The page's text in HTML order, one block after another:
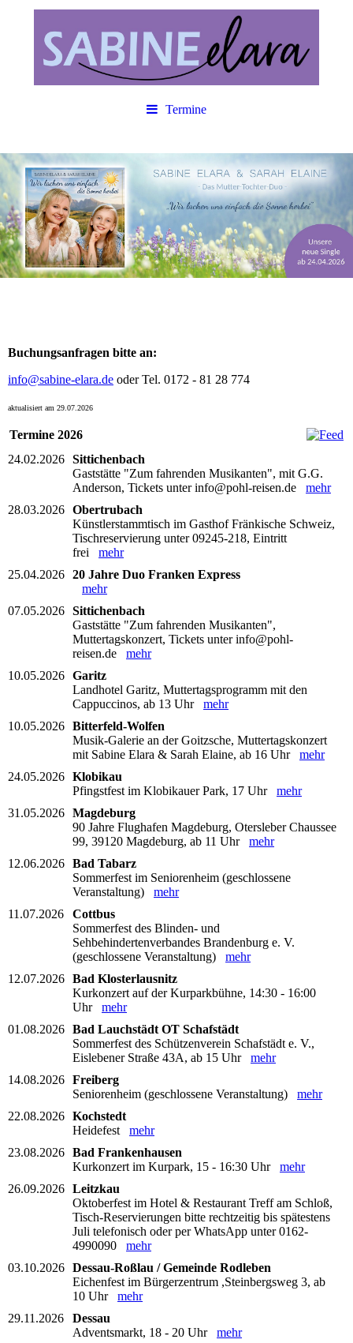
Termine
Buchungsanfragen bitte an:
info@sabine-elara.de oder Tel. 0172 - 81 28 774
aktualisiert am 29.07.2026
Termine 2026
24.02.2026 Sittichenbach
Gaststätte "Zum fahrenden Musikanten", mit G.G.
Anderson, Tickets unter info@pohl-reisen.de mehr
28.03.2026 Obertrubach
Künstlerstammtisch im Gasthof Fränkische Schweiz,
Tischreservierung unter 09245-218, Eintritt
frei mehr
25.04.2026 20 Jahre Duo Franken Express
mehr
07.05.2026 Sittichenbach
Gaststätte "Zum fahrenden Musikanten",
Muttertagskonzert, Tickets unter info@pohl-
reisen.de mehr
10.05.2026 Garitz
Landhotel Garitz, Muttertagsprogramm mit den
Cappuccinos, ab 13 Uhr mehr
10.05.2026 Bitterfeld-Wolfen
Musik-Galerie an der Goitzsche, Muttertagskonzert
mit Sabine Elara & Sarah Elaine, ab 16 Uhr mehr
24.05.2026 Klobikau
Pfingstfest im Klobikauer Park, 17 Uhr mehr
31.05.2026 Magdeburg
90 Jahre Flughafen Magdeburg, Otersleber Chaussee
99, 39120 Magdeburg, ab 11 Uhr mehr
12.06.2026 Bad Tabarz
Sommerfest im Seniorenheim (geschlossene
Veranstaltung) mehr
11.07.2026
Cottbus
Sommerfest des Blinden- und
Sehbehindertenverbandes Brandenburg e. V.
(geschlossene Veranstaltung) mehr
12.07.2026 Bad Klosterlausnitz
Kurkonzert auf der Kurparkbühne, 14:30 - 16:00
Uhr mehr
01.08.2026 Bad Lauchstädt OT Schafstädt
Sommerfest des Schützenverein Schafstädt e. V.,
Eislebener Straße 43A, ab 15 Uhr mehr
14.08.2026 Freiberg
Seniorenheim (geschlossene Veranstaltung) mehr
22.08.2026 Kochstedt
Heidefest mehr
23.08.2026 Bad Frankenhausen
Kurkonzert im Kurpark, 15 - 16:30 Uhr mehr
26.09.2026 Leitzkau
Oktoberfest im Hotel & Restaurant Treff am Schloß,
Tisch-Reservierungen bitte rechtzeitig bis spätestens
Juli telefonisch oder per WhatsApp unter 0162-
4990090 mehr
03.10.2026 Dessau-Roßlau / Gemeinde Rodleben
Eichenfest im Bürgerzentrum ,Steinbergsweg 3, ab
10 Uhr mehr
29.11.2026
Dessau
Adventsmarkt, 18 - 20 Uhr mehr